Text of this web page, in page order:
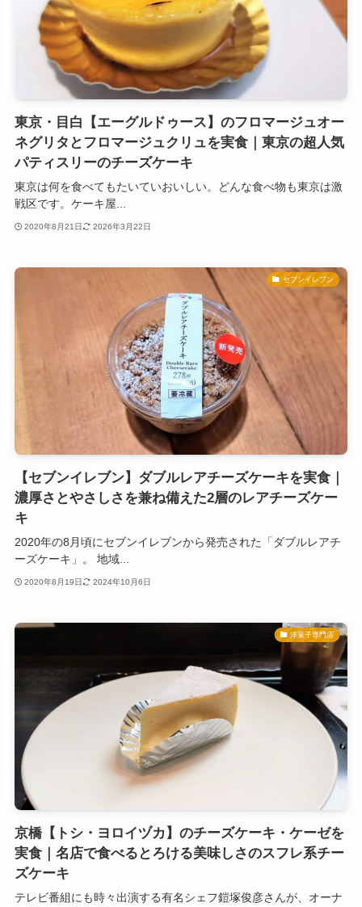
東京・目白【エーグルドゥース】のフロマージュオー
ネグリタとフロマージュクリュを実食｜東京の超人気
パティスリーのチーズケーキ
東京は何を食べてもたいていおいしい。どんな食べ物も東京は激
戦区です。ケーキ屋...
2020年8月21日 2026年3月22日
セブンイレブン
【セブンイレブン】ダブルレアチーズケーキを実食｜
濃厚さとやさしさを兼ね備えた2層のレアチーズケー
キ
2020年の8月頃にセブンイレブンから発売された「ダブルレアチ
ーズケーキ」。 地域...
2020年8月19日 2024年10月6日
洋菓子専門店
京橋【トシ・ヨロイヅカ】のチーズケーキ・ケーゼを
実食｜名店で食べるとろける美味しさのスフレ系チー
ズケーキ
テレビ番組にも時々出演する有名シェフ鎧塚俊彦さんが、オーナ